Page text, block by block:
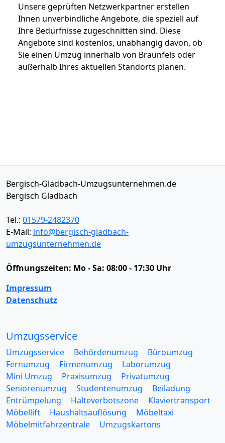
Unsere geprüften Netzwerkpartner erstellen
Ihnen unverbindliche Angebote, die speziell auf
Ihre Bedürfnisse zugeschnitten sind. Diese
Angebote sind kostenlos, unabhängig davon, ob
Sie einen Umzug innerhalb von Braunfels oder
außerhalb Ihres aktuellen Standorts planen.
Bergisch-Gladbach-Umzugsunternehmen.de
Bergisch Gladbach
Tel.: 01579-2482370
E-Mail: info@bergisch-gladbach-
umzugsunternehmen.de
Öffnungszeiten: Mo - Sa: 08:00 - 17:30 Uhr
Impressum
Datenschutz
Umzugsservice
Umzugsservice Behördenumzug
Büroumzug
Fernumzug
Firmenumzug
Laborumzug
Mini Umzug
Praxisumzug
Privatumzug
Seniorenumzug
Studentenumzug
Beiladung
Entrümpelung
Halteverbotszone
Klaviertransport
Möbellift
Haushaltsauflösung
Möbeltaxi
Möbelmitfahrzentrale
Umzugskartons